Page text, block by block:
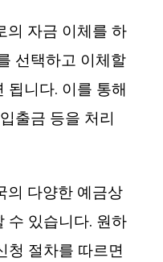
의 자금 이체를 하
선택하고 이체할
됩니다. 이를 통해
출금 등을 처리
의 다양한 예금상
수 있습니다. 원하
청 절차를 따르면